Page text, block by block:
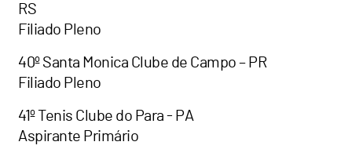
RS
Filiado Pleno
40º Santa Monica Clube de Campo – PR
Filiado Pleno
41º Tenis Clube do Para - PA
Aspirante Primário